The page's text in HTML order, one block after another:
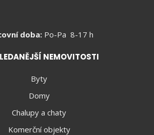
doba: Po-Pa 8-17 h
NEMOVITOSTI
Byty
Domy
Chalupy a chaty
Komerční objekty